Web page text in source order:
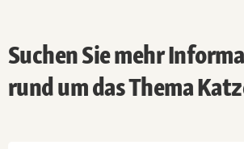
Suchen Sie mehr
rund um das Thema